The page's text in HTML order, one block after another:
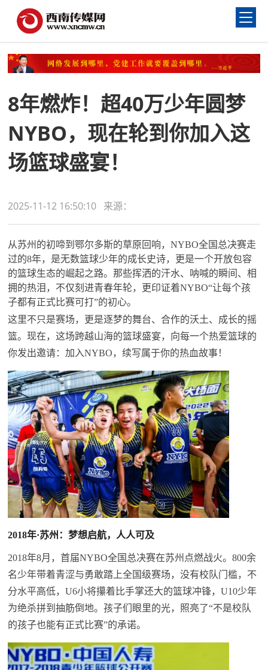
8年燃炸！超40万少年圆梦
NYBO，现在轮到你加入这
场篮球盛宴！
2025-11-12 16:50:10 来源：
从苏州的初啼到鄂尔多斯的草原回响，NYBO全国总决赛走
过的8年，是无数篮球少年的成长史诗，更是一个开放包容
的篮球生态的崛起之路。那些挥洒的汗水、呐喊的瞬间、相
拥的热泪，不仅刻进青春年轮，更印证着NYBO“让每个孩
子都有正式比赛可打”的初心。
这里不只是赛场，更是逐梦的舞台、合作的沃土、成长的摇
篮。现在，这场跨越山海的篮球盛宴，向每一个热爱篮球的
你发出邀请：加入NYBO，续写属于你的热血故事！
2018年·苏州：梦想启航，人人可及
2018年8月，首届NYBO全国总决赛在苏州点燃战火。800余
名少年带着青涩与勇敢踏上全国级赛场，没有校队门槛，不
分水平高低，U6小将攥着比手掌还大的篮球冲锋，U10少年
为绝杀拼到抽筋倒地。孩子们眼里的光，照亮了“不是校队
的孩子也能有正式比赛”的承诺。